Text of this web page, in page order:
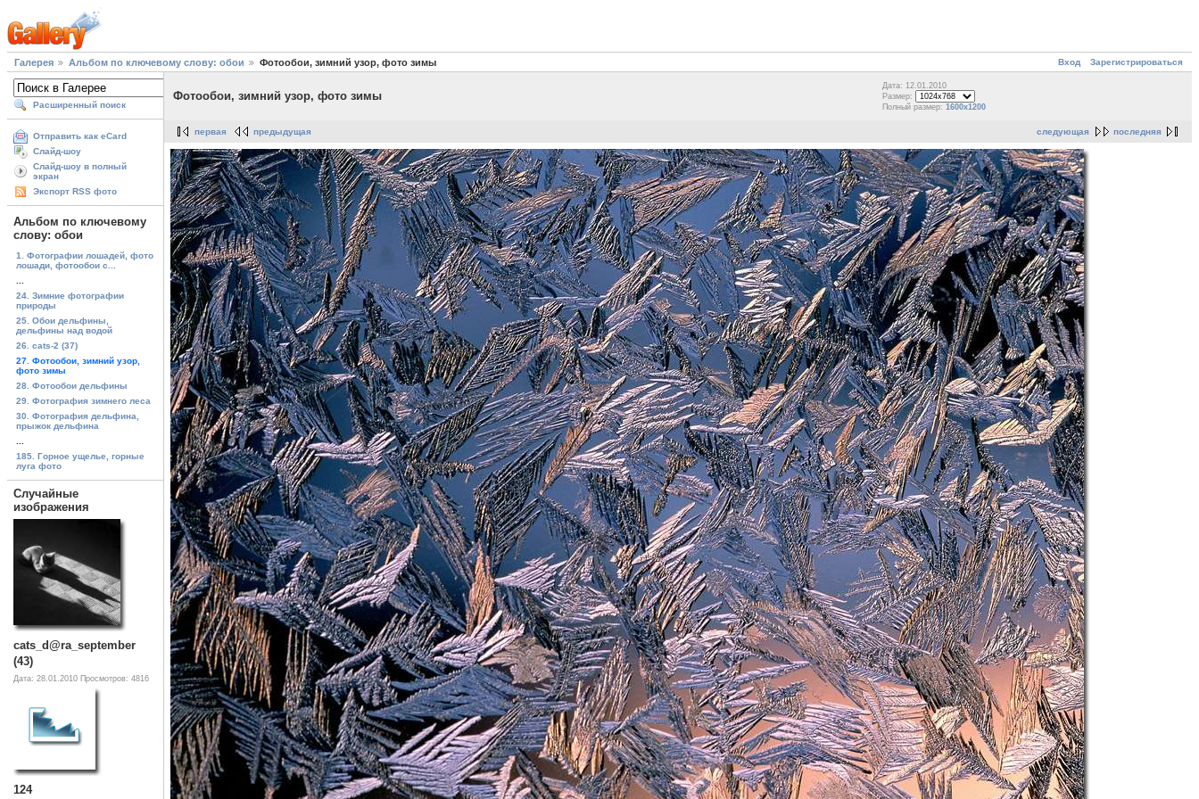
Вход Зарегистрироваться
Галерея Альбом по ключевому слову: обои Фотообои, зимний узор, фото зимы
Расширенный поиск
Отправить как eCard
Слайд-шоу
Слайд-шоу в полный
экран
Экспорт RSS фото
Альбом по ключевому
слову: обои
1. Фотографии лошадей, фото
лошади, фотообои с...
24. Зимние фотографии
природы
25. Обои дельфины,
дельфины над водой
26. cats-2 (37)
27. Фотообои, зимний узор,
фото зимы
28. Фотообои дельфины
29. Фотография зимнего леса
30. Фотография дельфина,
прыжок дельфина
185. Горное ущелье, горные
луга фото
Случайные
изображения
cats_d@ra_september
(43)
Дата: 28.01.2010 Просмотров: 4816
124
Фотообои, зимний узор, фото зимы
Дата: 12.01.2010
Размер:
Полный размер: 1600x1200
следующая последняя
первая предыдущая